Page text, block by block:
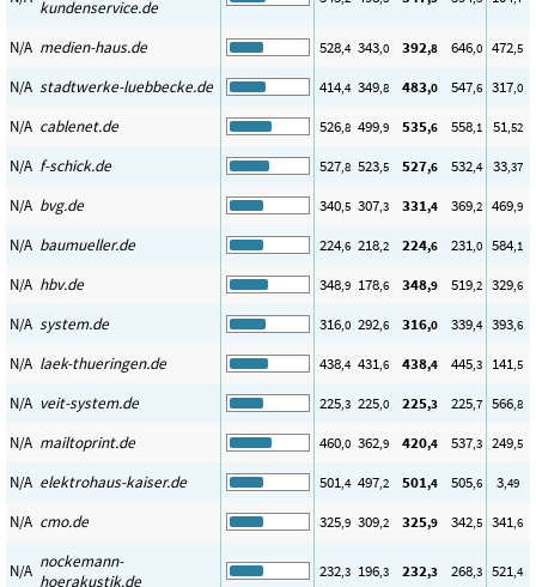
kundenservice.de
N/A medien-haus.de 528,4 343,0 392,8 646,0 472,5
N/A stadtwerke-luebbecke.de 414,4 349,8 483,0 547,6 317,0
N/A cablenet.de 526,8 499,9 535,6 558,1 51,52
N/A f-schick.de 527,8 523,5 527,6 532,4 33,37
N/A bvg.de 340,5 307,3 331,4 369,2 469,9
N/A baumueller.de 224,6 218,2 224,6 231,0 584,1
N/A hbv.de 348,9 178,6 348,9 519,2 329,6
N/A system.de 316,0 292,6 316,0 339,4 393,6
N/A laek-thueringen.de 438,4 431,6 438,4 445,3 141,5
N/A veit-system.de 225,3 225,0 225,3 225,7 566,8
N/A mailtoprint.de 460,0 362,9 420,4 537,3 249,5
N/A elektrohaus-kaiser.de 501,4 497,2 501,4 505,6 3,49
N/A cmo.de 325,9 309,2 325,9 342,5 341,6
N/A nockemann-
hoerakustik.de
232,3 196,3 232,3 268,3 521,4